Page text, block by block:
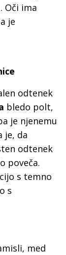
Oči ima
je
odtenek
bledo polt,
je njenemu
je, da
odtenek
poveča.
s temno
s
med